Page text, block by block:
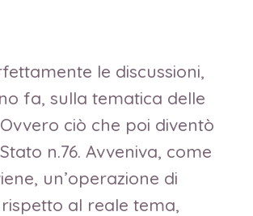
le discussioni,
fa, sulla tematica delle
ciò che poi diventò
n.76. Avveniva, come
un’operazione di
al reale tema,